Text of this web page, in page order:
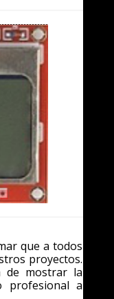
que a todos
proyectos.
de mostrar la
profesional a